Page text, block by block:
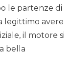
le partenze di
legittimo avere
il motore si
bella